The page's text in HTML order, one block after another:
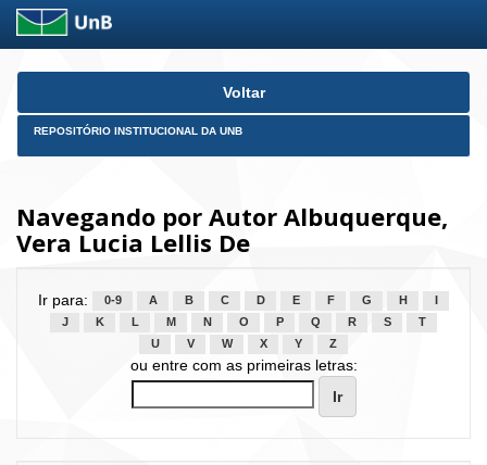
Skip
Voltar
REPOSITÓRIO INSTITUCIONAL DA UNB
Navegando por Autor Albuquerque,
Vera Lucia Lellis De
Ir para: 0-9 A B C D E F G H
J
K L M N O P Q R S
T
U
V W X Y Z
ou entre com as primeiras letras: